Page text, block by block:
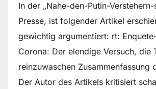
In der „Nahe-den-Putin-Verstehern-
Presse, ist folgender Artikel
gewichtig argumentiert: rt:
Corona: Der elendige Versuch, die
reinzuwaschen Zusammenfassung
Der Autor des Artikels kritisiert